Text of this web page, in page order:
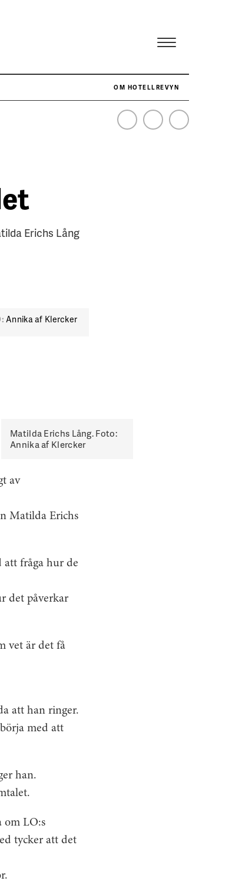
OM HOTELLREVYN
NÄR HOTELLREVYN SLOG SVENSKT REKORD I SIMPELHET
Erichs Lång
Annika af Klercker
Matilda Erichs Lång. Foto:
Annika af Klercker
av
Matilda Erichs
att fråga hur de
det påverkar
vet är det få
att han ringer.
med att
han.
om LO:s
tycker att det